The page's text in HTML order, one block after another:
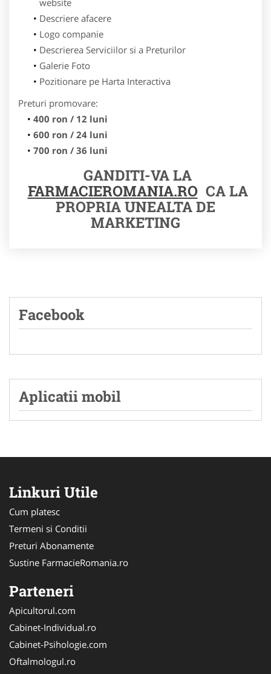
Descriere afacere
Logo companie
Descrierea Serviciilor si a Preturilor
Galerie Foto
Pozitionare pe Harta Interactiva
Preturi promovare:
400 ron / 12 luni
600 ron / 24 luni
700 ron / 36 luni
GANDITI-VA LA
FARMACIEROMANIA.RO CA LA
PROPRIA UNEALTA DE
MARKETING
Facebook
Aplicatii mobil
Linkuri Utile
Cum platesc
Termeni si Conditii
Preturi Abonamente
Sustine FarmacieRomania.ro
Parteneri
Apicultorul.com
Cabinet-Individual.ro
Cabinet-Psihologie.com
Oftalmologul.ro